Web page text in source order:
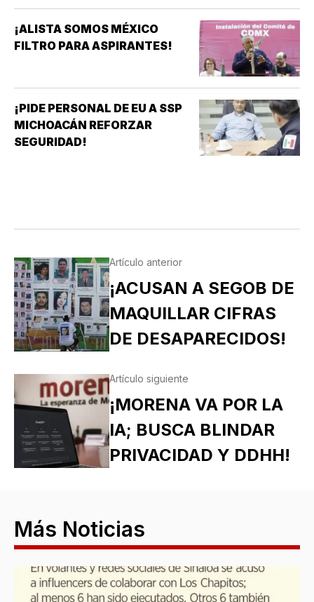
¡ALISTA SOMOS MÉXICO
FILTRO PARA ASPIRANTES!
¡PIDE PERSONAL DE EU A SSP
MICHOACÁN REFORZAR
SEGURIDAD!
Artículo anterior
¡ACUSAN A SEGOB DE
MAQUILLAR CIFRAS
DE DESAPARECIDOS!
Artículo siguiente
¡MORENA VA POR LA
IA; BUSCA BLINDAR
PRIVACIDAD Y DDHH!
Más Noticias